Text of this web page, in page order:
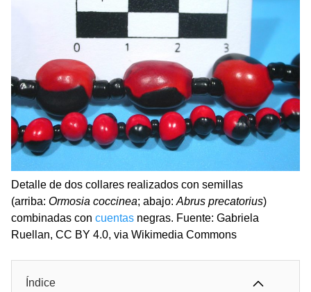
Detalle de dos collares realizados con semillas
(arriba: Ormosia coccinea; abajo: Abrus precatorius)
combinadas con cuentas negras. Fuente: Gabriela
Ruellan, CC BY 4.0, via Wikimedia Commons
Índice